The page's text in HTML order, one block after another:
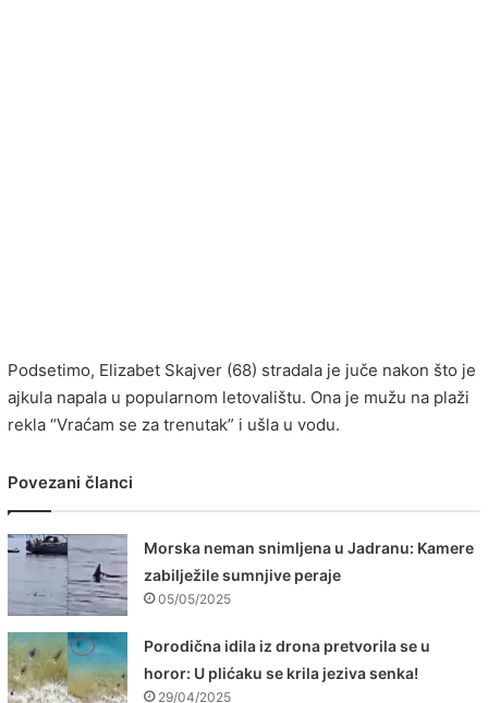
Podsetimo, Elizabet Skajver (68) stradala je juče nakon što je
ajkula napala u popularnom letovalištu. Ona je mužu na plaži
rekla “Vraćam se za trenutak” i ušla u vodu.
Povezani članci
Morska neman snimljena u Jadranu: Kamere
zabilježile sumnjive peraje
05/05/2025
Porodična idila iz drona pretvorila se u
horor: U plićaku se krila jeziva senka!
29/04/2025